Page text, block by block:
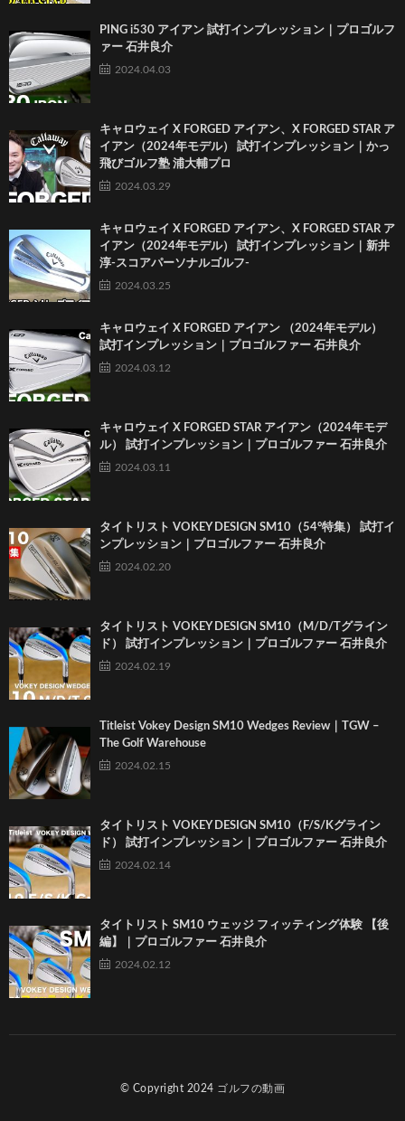
PING i530 アイアン 試打インプレッション｜プロゴルフ
ァー 石井良介
2024.04.03
キャロウェイ X FORGED アイアン、X FORGED STAR ア
イアン（2024年モデル） 試打インプレッション｜かっ
飛びゴルフ塾 浦大輔プロ
2024.03.29
キャロウェイ X FORGED アイアン、X FORGED STAR ア
イアン（2024年モデル） 試打インプレッション｜新井
淳-スコアパーソナルゴルフ-
2024.03.25
キャロウェイ X FORGED アイアン （2024年モデル）
試打インプレッション｜プロゴルファー 石井良介
2024.03.12
キャロウェイ X FORGED STAR アイアン（2024年モデ
ル） 試打インプレッション｜プロゴルファー 石井良介
2024.03.11
タイトリスト VOKEY DESIGN SM10（54°特集） 試打イ
ンプレッション｜プロゴルファー 石井良介
2024.02.20
タイトリスト VOKEY DESIGN SM10（M/D/Tグライン
ド） 試打インプレッション｜プロゴルファー 石井良介
2024.02.19
Titleist Vokey Design SM10 Wedges Review｜TGW –
The Golf Warehouse
2024.02.15
タイトリスト VOKEY DESIGN SM10（F/S/Kグライン
ド） 試打インプレッション｜プロゴルファー 石井良介
2024.02.14
タイトリスト SM10 ウェッジ フィッティング体験 【後
編】｜プロゴルファー 石井良介
2024.02.12
© Copyright 2024 ゴルフの動画